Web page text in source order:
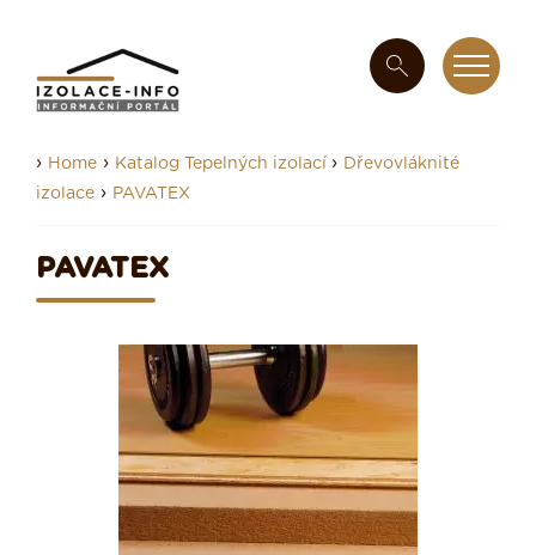
› Home › Katalog Tepelných izolací › Dřevovláknité
izolace › PAVATEX
PAVATEX